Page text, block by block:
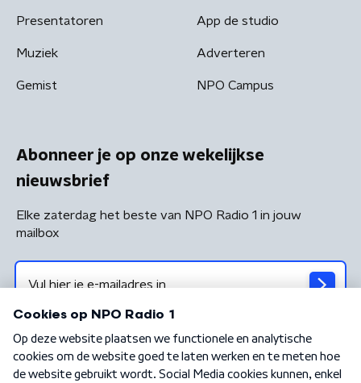
Presentatoren
Muziek
Gemist
App de studio
Adverteren
NPO Campus
Abonneer je op onze wekelijkse
nieuwsbrief
Elke zaterdag het beste van NPO Radio 1 in jouw
mailbox